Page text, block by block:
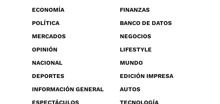
ECONOMÍA
FINANZAS
POLÍTICA
BANCO DE DATOS
MERCADOS
NEGOCIOS
OPINIÓN
LIFESTYLE
NACIONAL
MUNDO
DEPORTES
EDICIÓN IMPRESA
INFORMACIÓN GENERAL
AUTOS